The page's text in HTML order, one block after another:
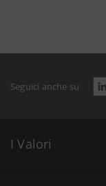
Seguici anche su
I Valori